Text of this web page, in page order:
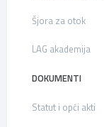
Šjora za otok
LAG akademija
DOKUMENTI
Statut i opći akti